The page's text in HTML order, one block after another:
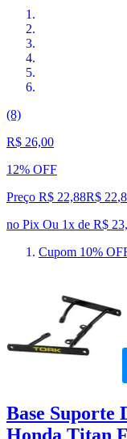
(8)
R$ 26,00
12% OFF
Preço R$ 22,88R$ 22,
no Pix Ou 1x de R$
Cupom 10%
Base Suporte